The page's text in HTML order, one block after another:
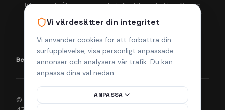
Vi värdesätter din integritet
Vi använder cookies för att förbättra din
surfupplevelse, visa personligt anpassade
annonser och analysera vår trafik. Du kan
anpassa dina val nedan.
ANPASSA
till närmaste återvinningscentral eller till oss i butiken. Genom
korrekt hantering bidrar du till en bättre miljö och säkerställer
att farliga ämnen tas om hand på rätt sätt.
Betalningsmetoder: Visa Mastercard Klarna
© 2026 Helsingborgs Teknikcenter AB (Org.nr 556943-